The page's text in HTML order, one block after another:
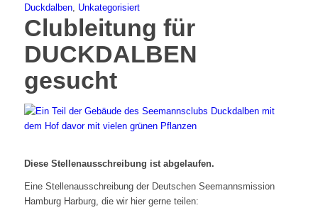
Duckdalben, Unkategorisiert
Clubleitung für
DUCKDALBEN
gesucht
Diese Stellenausschreibung ist abgelaufen.
Eine Stellenausschreibung der Deutschen Seemannsmission
Hamburg Harburg, die wir hier gerne teilen: